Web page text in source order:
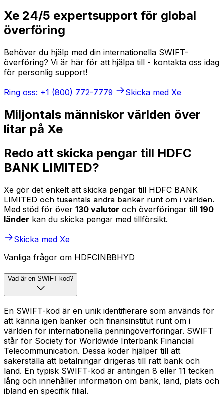
Xe 24/5 expertsupport för global
överföring
Behöver du hjälp med din internationella SWIFT-
överföring? Vi är här för att hjälpa till - kontakta oss idag
för personlig support!
Ring oss: +1 (800) 772-7779
Skicka med Xe
Miljontals människor världen över
litar på Xe
Redo att skicka pengar till HDFC
BANK LIMITED?
Xe gör det enkelt att skicka pengar till HDFC BANK
LIMITED och tusentals andra banker runt om i världen.
Med stöd för över 130 valutor och överföringar till 190
länder kan du skicka pengar med tillförsikt.
Skicka med Xe
Vanliga frågor om HDFCINBBHYD
Vad är en SWIFT-kod?
En SWIFT-kod är en unik identifierare som används för
att känna igen banker och finansinstitut runt om i
världen för internationella penningöverföringar. SWIFT
står för Society for Worldwide Interbank Financial
Telecommunication. Dessa koder hjälper till att
säkerställa att betalningar dirigeras till rätt bank och
land. En typisk SWIFT-kod är antingen 8 eller 11 tecken
lång och innehåller information om bank, land, plats och
ibland en specifik filial.